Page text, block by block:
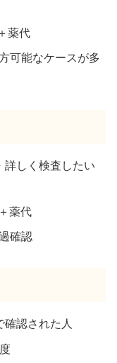
薬代
可能なケースが多
詳しく検査したい
薬代
確認
確認された人